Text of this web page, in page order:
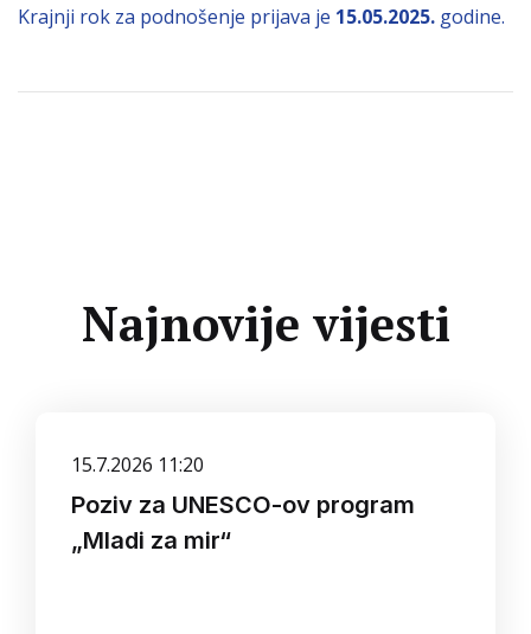
Krajnji rok za podnošenje prijava je 15.05.2025. godine.
Najnovije vijesti
15.7.2026 11:20
Poziv za UNESCO-ov program
„Mladi za mir“